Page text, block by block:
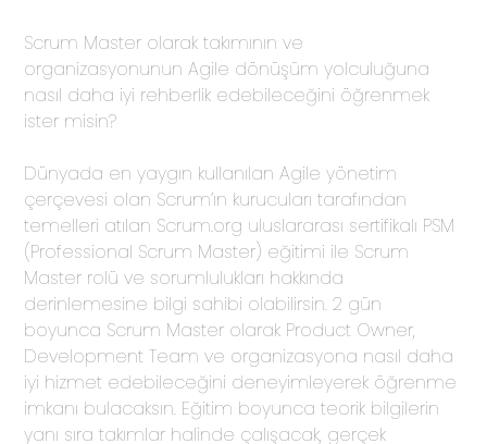
AI
Trainings
AI
Innovation
Sprint
Organizational
Network
Analysis
(ONA)
Objectives
&
Key
Results
(OKR)
Metrics:
Reframed
Podcast
Whitepaper
Raporlar
Çevik
Sözlük
ACM
Uzman
Ekibimiz
Referanslarımız
Scrum Master olarak takımının ve
organizasyonunun Agile dönüşüm yolculuğuna
nasıl daha iyi rehberlik edebileceğini öğrenmek
ister misin?
Dünyada en yaygın kullanılan Agile yönetim
çerçevesi olan Scrum’ın kurucuları tarafından
temelleri atılan Scrum.org uluslararası sertifikalı PSM
(Professional Scrum Master) eğitimi ile Scrum
Master rolü ve sorumlulukları hakkında
derinlemesine bilgi sahibi olabilirsin. 2 gün
boyunca Scrum Master olarak Product Owner,
Development Team ve organizasyona nasıl daha
iyi hizmet edebileceğini deneyimleyerek öğrenme
imkanı bulacaksın. Eğitim boyunca teorik bilgilerin
yanı sıra takımlar halinde çalışacak, gerçek